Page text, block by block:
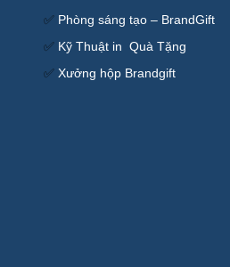
✅ Phòng sáng tạo – BrandGift
✅ Kỹ Thuật in Quà Tặng
✅ Xưởng hộp Brandgift